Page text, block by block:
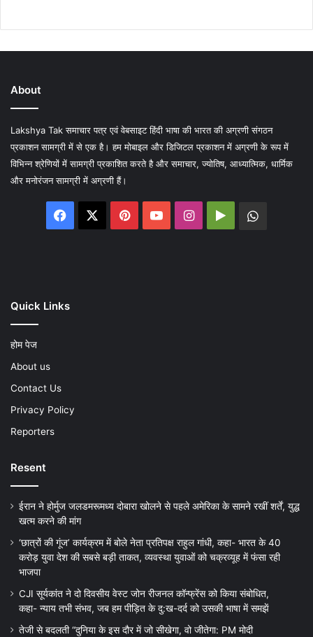
About
Lakshya Tak समाचार पत्र एवं वेबसाइट हिंदी भाषा की भारत की अग्रणी संगठन
प्रकाशन सामग्री में से एक है। हम मोबाइल और डिजिटल प्रकाशन में अग्रणी के रूप में
विभिन्न श्रेणियों में सामग्री प्रकाशित करते है और समाचार, ज्योतिष, आध्यात्मिक, धार्मिक
और मनोरंजन सामग्री में अग्रणी हैं।
Facebook PinterestYouTubeInstagram
Google
Quick Links
होम पेज
About us
Contact Us
Privacy Policy
Reporters
Resent
ईरान ने होर्मुज जलडमरूमध्य दोबारा खोलने से पहले अमेरिका के सामने रखीं शर्तें, युद्ध
खत्म करने की मांग
‘छात्रों की गूंज’ कार्यक्रम में बोले नेता प्रतिपक्ष राहुल गांधी, कहा- भारत के 40
करोड़ युवा देश की सबसे बड़ी ताकत, व्यवस्था युवाओं को चक्रव्यूह में फंसा रही
भाजपा
CJI सूर्यकांत ने दो दिवसीय वेस्ट जोन रीजनल कॉन्फ्रेंस को किया संबोधित,
कहा- न्याय तभी संभव, जब हम पीड़ित के दु:ख-दर्द को उसकी भाषा में समझें
तेजी से बदलती “दुनिया के इस दौर में जो सीखेगा, वो जीतेगा: PM मोदी